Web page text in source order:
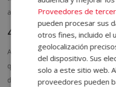
aceptarlas y dejar de darles la
4-. Refuerza tus
Ahora que tus puntos débiles o
que los conoces a la perfección,
detectarlos. Tu trabajo en el
Proveedores de
pueden procesar sus
otros fines, incluido el
geolocalización
del dispositivo. Sus
solo a este sitio web.
proveedores pueden